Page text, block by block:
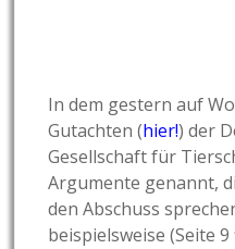
In dem gestern auf
Gutachten (hier!) der
Gesellschaft für
Argumente genannt,
den Abschuss
beispielsweise (Seite 9